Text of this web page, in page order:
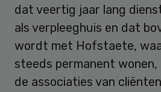
dat veertig jaar lang
als verpleeghuis en dat
wordt met Hofstaete,
steeds permanent
de associaties van